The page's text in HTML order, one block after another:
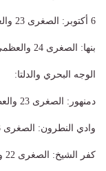
​6 أكتوبر: الصغرى 23 والعظمى 39.
​بنها: الصغرى 24 والعظمى 38.
​الوجه البحري والدلتا:
​دمنهور: الصغرى 23 والعظمى 37.
​وادي النطرون: الصغرى 23 والعظمى 38.
​كفر الشيخ: الصغرى 22 والعظمى 36.